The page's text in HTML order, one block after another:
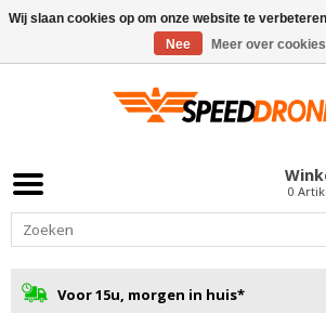
0
Voor 15u, morgen in huis*
Wij slaan cookies op om onze website te
Nee
Meer over